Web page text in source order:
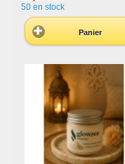
50 en stock
Panier